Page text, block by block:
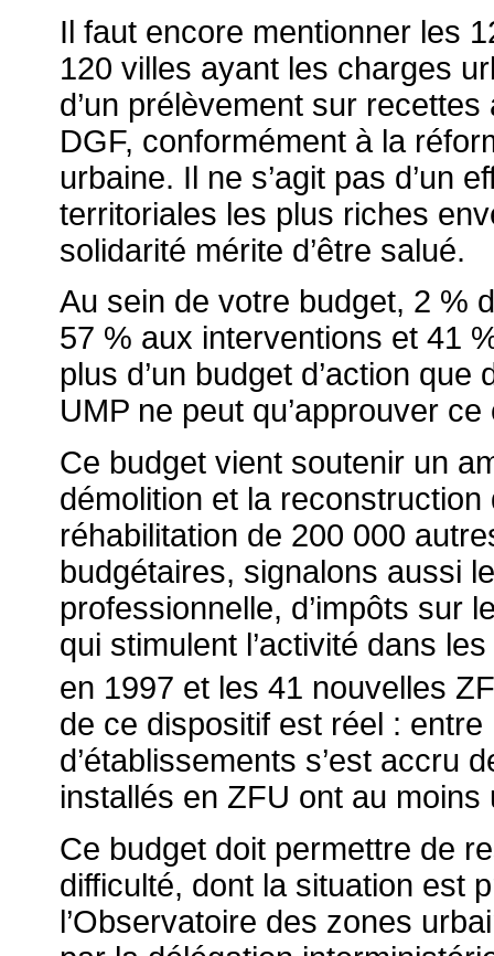
Il faut encore mentionner les
120 villes ayant les charges
d’un prélèvement sur
DGF, conformément à la
urbaine. Il ne s’agit pas d’un
territoriales les plus riches
solidarité mérite d’être salué.
Au sein de votre budget, 2 %
57 % aux interventions et 41
plus d’un budget d’action
UMP ne peut qu’approuver ce
Ce budget vient soutenir un
démolition et la
réhabilitation de 200 000
budgétaires, signalons aussi
professionnelle, d’impôts sur
qui stimulent l’activité dans
en 1997 et les 41 nouvelles
de ce dispositif est réel :
d’établissements s’est accru
installés en ZFU ont au moins
Ce budget doit permettre de
difficulté, dont la situation est
l’Observatoire des zones